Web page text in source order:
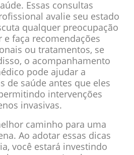
Essas consultas
avalie seu estado
qualquer preocupação
e faça recomendações
ou tratamentos, se
o acompanhamento
pode ajudar a
de saúde antes que eles
intervenções
invasivas.
caminho para uma
Ao adotar essas dicas
você estará investindo